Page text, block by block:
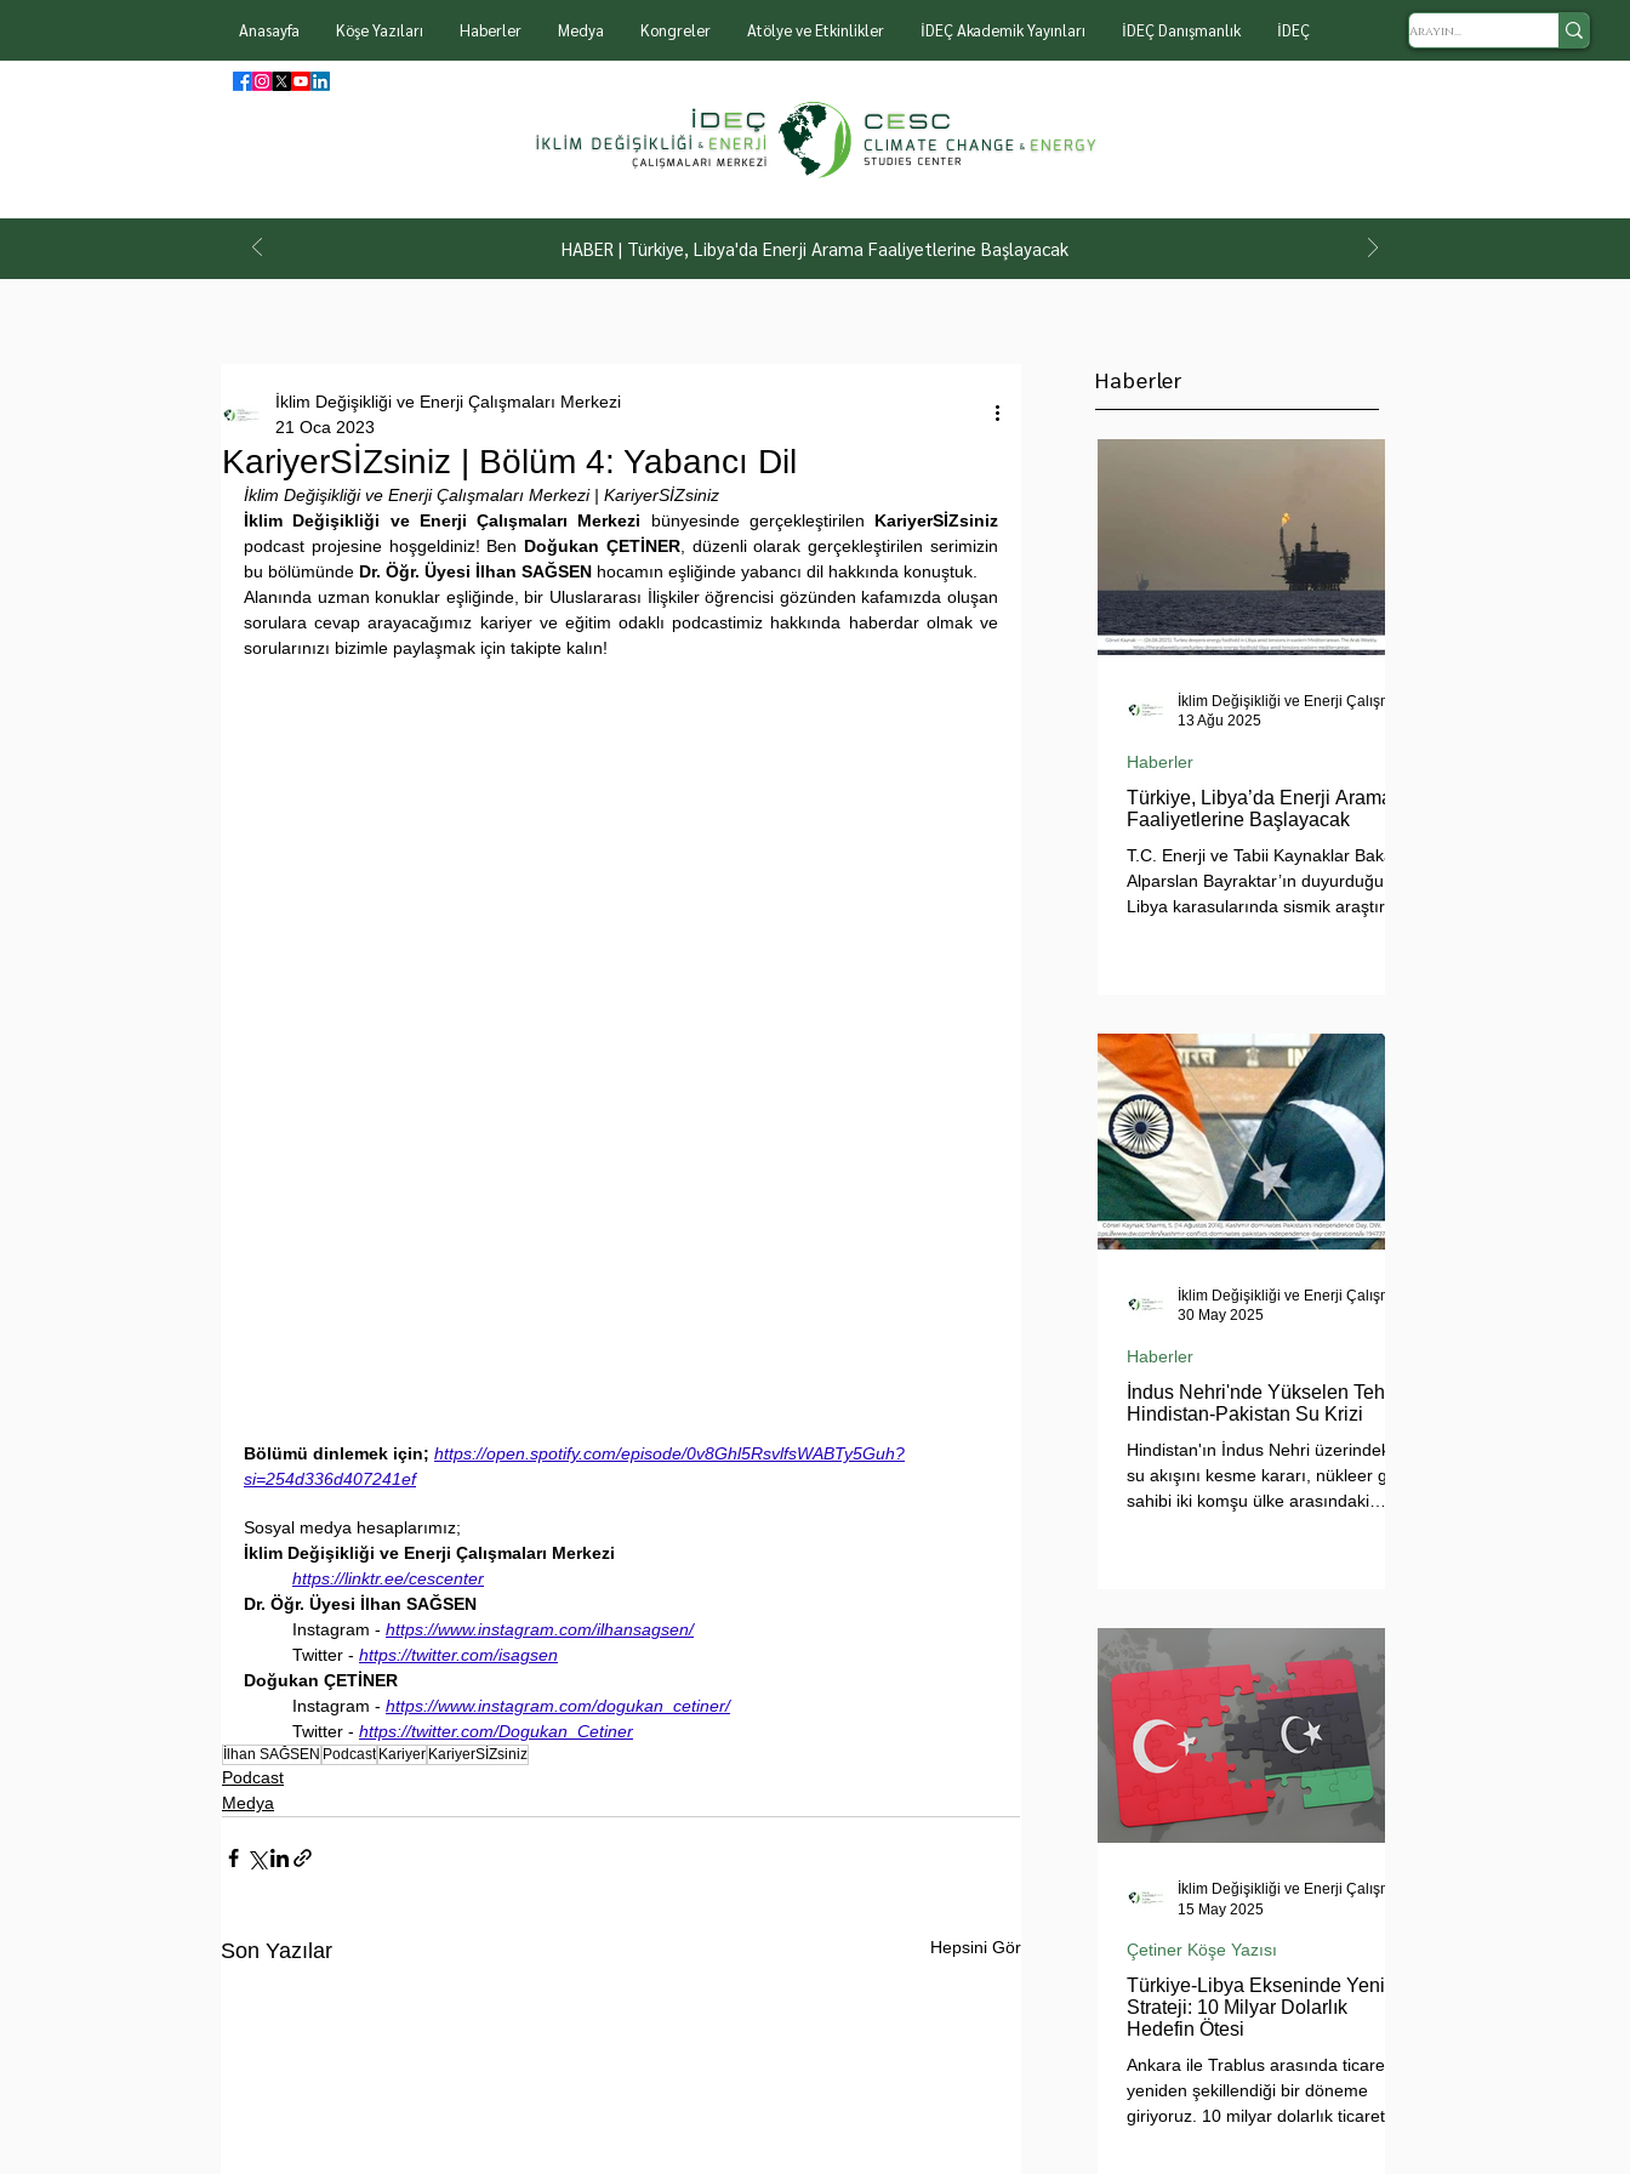
Anasayfa Köşe Yazıları Haberler Medya Kongreler Atölye ve Etkinlikler İDEÇ Akademik Yayınları İDEÇ Danışmanlık İDEÇ
HABER | Türkiye, Libya'da Enerji Arama Faaliyetlerine Başlayacak
KariyerSİZsiniz | Bölüm 4: Yabancı Dil
İklim Değişikliği ve Enerji Çalışmaları Merkezi
21 Oca 2023
İklim Değişikliği ve Enerji Çalışmaları Merkezi | KariyerSİZsiniz
İklim Değişikliği ve Enerji Çalışmaları Merkezi bünyesinde gerçekleştirilen KariyerSİZsiniz
podcast projesine hoşgeldiniz! Ben Doğukan ÇETİNER, düzenli olarak gerçekleştirilen serimizin
bu bölümünde Dr. Öğr. Üyesi İlhan SAĞSEN hocamın eşliğinde yabancı dil hakkında konuştuk.
Alanında uzman konuklar eşliğinde, bir Uluslararası İlişkiler öğrencisi gözünden kafamızda oluşan
sorulara cevap arayacağımız kariyer ve eğitim odaklı podcastimiz hakkında haberdar olmak ve
sorularınızı bizimle paylaşmak için takipte kalın!
Bölümü dinlemek için; https://open.spotify.com/episode/0v8Ghl5RsvlfsWABTy5Guh?
si=254d336d407241ef
Sosyal medya hesaplarımız;
İklim Değişikliği ve Enerji Çalışmaları Merkezi
https://linktr.ee/cescenter
Dr. Öğr. Üyesi İlhan SAĞSEN
	Instagram -
https://www.instagram.com/ilhansagsen/
	Twitter -
https://twitter.com/isagsen
Doğukan ÇETİNER
	Instagram -
https://www.instagram.com/dogukan_cetiner/
	Twitter -
https://twitter.com/Dogukan_Cetiner
İlhan SAĞSEN Podcast Kariyer KariyerSİZsiniz
Podcast
Medya
Son Yazılar Hepsini Gör
Haberler
Türkiye, Libya’da Enerji Arama
Faaliyetlerine Başlayacak
T.C. Enerji ve Tabii Kaynaklar Bakanı
Alparslan Bayraktar’ın duyurduğu
Libya karasularında sismik araştırma
Haberler
13 Ağu 2025
İndus Nehri'nde Yükselen Tehdit:
Hindistan-Pakistan Su Krizi
Hindistan'ın İndus Nehri üzerindeki
su akışını kesme kararı, nükleer güç
sahibi iki komşu ülke arasındaki
suyu teminini ve enerji güvenliğini
tehdit ediyor. Uzmanlar, suyun
çatışma değil, işbirliği aracı olması
gerektiğini vurgularken, krizin
bölgesel barışı ve çevresel güvenliği
tehdit ettiğine dikkat çekiyor.
Haberler
30 May 2025
Türkiye-Libya Ekseninde Yeni
Strateji: 10 Milyar Dolarlık
Hedefin Ötesi
Ankara ile Trablus arasında ticaretin
yeniden şekillendiği bir döneme
giriyoruz. 10 milyar dolarlık ticaret
Çetiner Köşe Yazısı
15 May 2025